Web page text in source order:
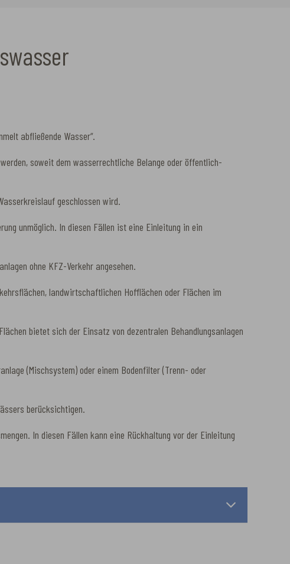
abfließende Wasser“.
soweit dem wasserrechtliche Belange oder öffentlich-
geschlossen wird.
unmöglich. In diesen Fällen ist eine Einleitung in ein
ohne KFZ-Verkehr angesehen.
landwirtschaftlichen Hofflächen oder Flächen im
bietet sich der Einsatz von dezentralen Behandlungsanlagen
(Mischsystem) oder einem Bodenfilter (Trenn- oder
berücksichtigen.
In diesen Fällen kann eine Rückhaltung vor der Einleitung